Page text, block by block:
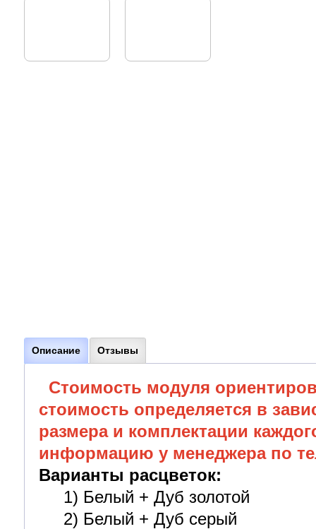
Описание Отзывы
Стоимость модуля
стоимость определяется в
размера и комплектации
информацию у менеджера по
Варианты расцветок:
1) Белый + Дуб золотой
2) Белый + Дуб серый